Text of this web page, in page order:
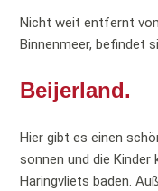
Nicht weit entfernt
Binnenmeer, befindet
Beijerland.
Hier gibt es einen
sonnen und die Kinder
Haringvliets baden.